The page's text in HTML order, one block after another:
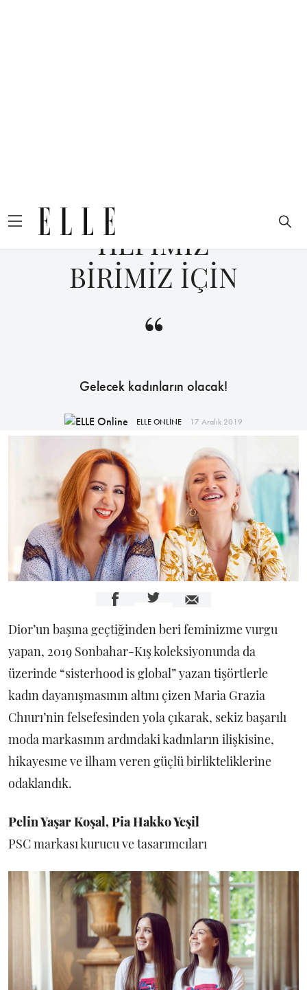
HEPİMİZ,
HEPİMİZ
BİRİMİZ İÇİN
“
Gelecek kadınların olacak!
ELLE ONLİNE 17 Aralık 2019
Dior’un başına geçtiğinden beri feminizme vurgu
yapan, 2019 Sonbahar-Kış koleksiyonunda da
üzerinde “sisterhood is global” yazan tişörtlerle
kadın dayanışmasının altını çizen Maria Grazia
Chıurı’nin felsefesinden yola çıkarak, sekiz başarılı
moda markasının ardındaki kadınların ilişkisine,
hikayesıne ve ilham veren güçlü birlikteliklerine
odaklandık.
Pelin Yaşar Koşal, Pia Hakko Yeşil
PSC markası kurucu ve tasarımcıları